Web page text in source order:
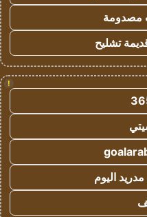
مصدومة
تشليح
!
اليوم